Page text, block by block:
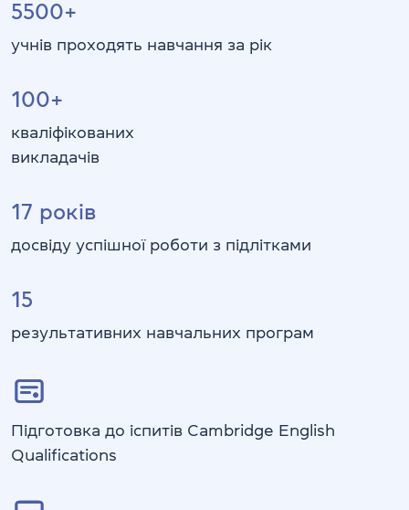
5500+
учнів проходять навчання за рік
100+
кваліфікованих
викладачів
17 років
досвіду успішної роботи з підлітками
15
результативних навчальних програм
Підготовка до іспитів Cambridge English
Qualifications